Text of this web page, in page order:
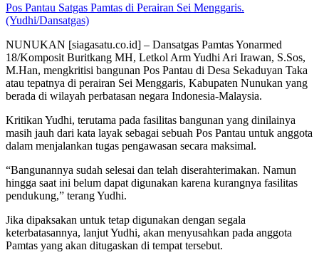
Pos Pantau Satgas Pamtas di Perairan Sei Menggaris.
(Yudhi/Dansatgas)
NUNUKAN [siagasatu.co.id] – Dansatgas Pamtas Yonarmed
18/Komposit Buritkang MH, Letkol Arm Yudhi Ari Irawan, S.Sos,
M.Han, mengkritisi bangunan Pos Pantau di Desa Sekaduyan Taka
atau tepatnya di perairan Sei Menggaris, Kabupaten Nunukan yang
berada di wilayah perbatasan negara Indonesia-Malaysia.
Kritikan Yudhi, terutama pada fasilitas bangunan yang dinilainya
masih jauh dari kata layak sebagai sebuah Pos Pantau untuk anggota
dalam menjalankan tugas pengawasan secara maksimal.
“Bangunannya sudah selesai dan telah diserahterimakan. Namun
hingga saat ini belum dapat digunakan karena kurangnya fasilitas
pendukung,” terang Yudhi.
Jika dipaksakan untuk tetap digunakan dengan segala
keterbatasannya, lanjut Yudhi, akan menyusahkan pada anggota
Pamtas yang akan ditugaskan di tempat tersebut.